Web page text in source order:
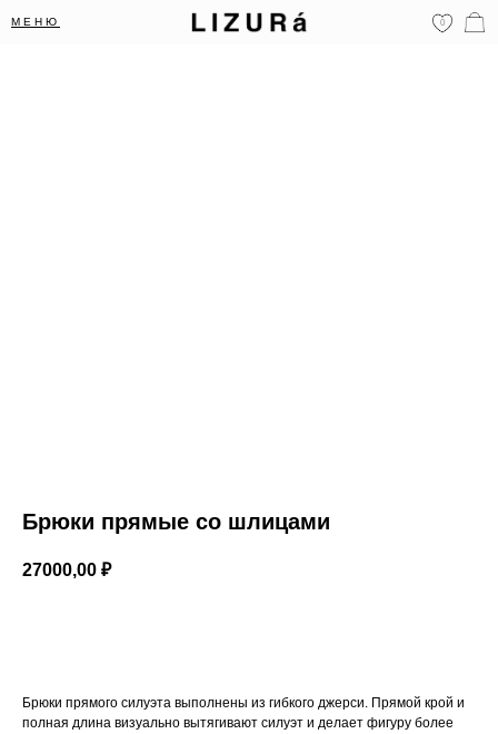
0
МЕНЮ
Брюки прямые со шлицами
27000,00 ₽
Брюки прямого силуэта выполнены из гибкого джерси. Прямой крой и
полная длина визуально вытягивают силуэт и делает фигуру более